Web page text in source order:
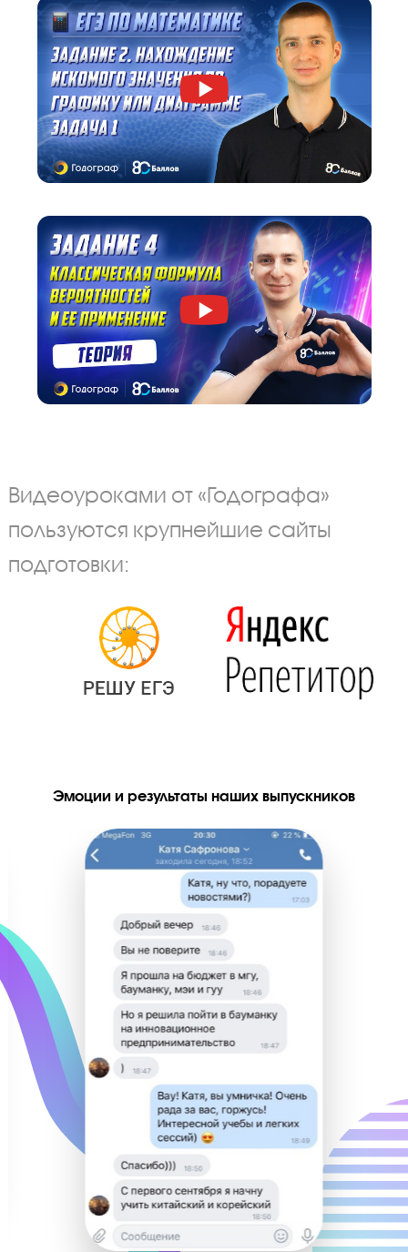
Посмотрите, как мы объясняем материал.
Вы бесплатно получите видеокурс от
эксперта по ОГЭ по математике
Видеоуроками от «Годографа»
пользуются крупнейшие сайты
подготовки: